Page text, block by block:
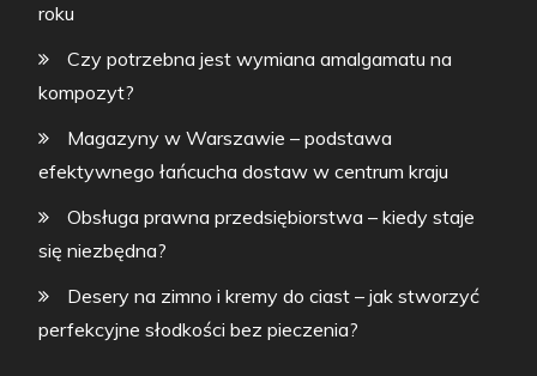
roku
Czy potrzebna jest wymiana amalgamatu na
kompozyt?
Magazyny w Warszawie – podstawa
efektywnego łańcucha dostaw w centrum kraju
Obsługa prawna przedsiębiorstwa – kiedy staje
się niezbędna?
Desery na zimno i kremy do ciast – jak stworzyć
perfekcyjne słodkości bez pieczenia?